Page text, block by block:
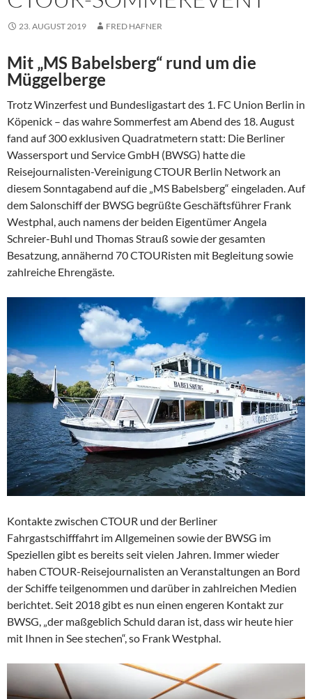
23. AUGUST 2019 FRED HAFNER
Mit „MS Babelsberg“ rund um die
Müggelberge
Trotz Winzerfest und Bundesligastart des 1. FC Union Berlin in
Köpenick – das wahre Sommerfest am Abend des 18. August
fand auf 300 exklusiven Quadratmetern statt: Die Berliner
Wassersport und Service GmbH (BWSG) hatte die
Reisejournalisten-Vereinigung CTOUR Berlin Network an
diesem Sonntagabend auf die „MS Babelsberg“ eingeladen. Auf
dem Salonschiff der BWSG begrüßte Geschäftsführer Frank
Westphal, auch namens der beiden Eigentümer Angela
Schreier-Buhl und Thomas Strauß sowie der gesamten
Besatzung, annähernd 70 CTOURisten mit Begleitung sowie
zahlreiche Ehrengäste.
Kontakte zwischen CTOUR und der Berliner
Fahrgastschifffahrt im Allgemeinen sowie der BWSG im
Speziellen gibt es bereits seit vielen Jahren. Immer wieder
haben CTOUR-Reisejournalisten an Veranstaltungen an Bord
der Schiffe teilgenommen und darüber in zahlreichen Medien
berichtet. Seit 2018 gibt es nun einen engeren Kontakt zur
BWSG, „der maßgeblich Schuld daran ist, dass wir heute hier
mit Ihnen in See stechen“, so Frank Westphal.